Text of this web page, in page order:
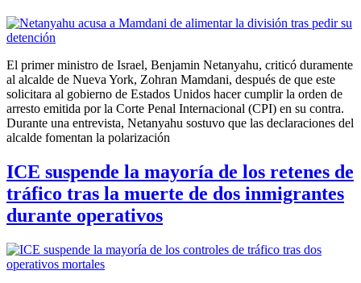
El primer ministro de Israel, Benjamin Netanyahu, criticó duramente
al alcalde de Nueva York, Zohran Mamdani, después de que este
solicitara al gobierno de Estados Unidos hacer cumplir la orden de
arresto emitida por la Corte Penal Internacional (CPI) en su contra.
Durante una entrevista, Netanyahu sostuvo que las declaraciones del
alcalde fomentan la polarización
ICE suspende la mayoría de los retenes de
tráfico tras la muerte de dos inmigrantes
durante operativos